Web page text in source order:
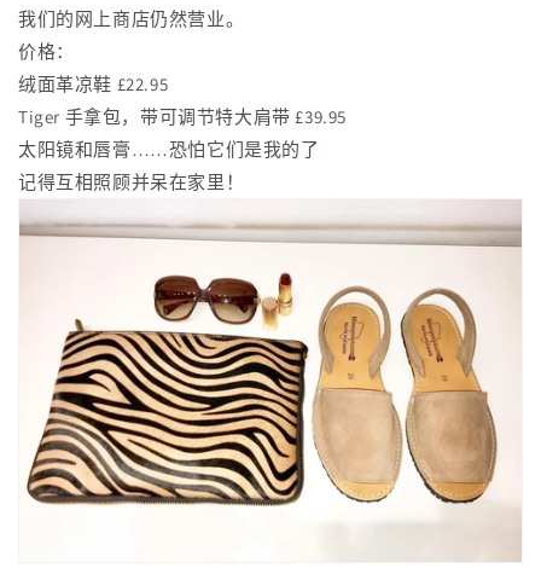
我们的网上商店仍然营业。
价格：
绒面革凉鞋 £22.95
Tiger 手拿包，带可调节特大肩带 £39.95
太阳镜和唇膏……恐怕它们是我的了
记得互相照顾并呆在家里！